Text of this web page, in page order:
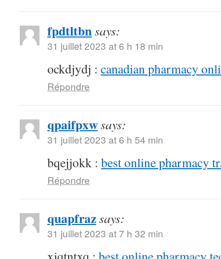
fpdtltbnsays:
31 juillet 2023 at 6 h 18 min
ockdjydj : canadian pharmacy
Répondre
qpaifpxwsays:
31 juillet 2023 at 6 h 54 min
bqejjokk : best online pharmacy
Répondre
quapfrazsays:
31 juillet 2023 at 7 h 32 min